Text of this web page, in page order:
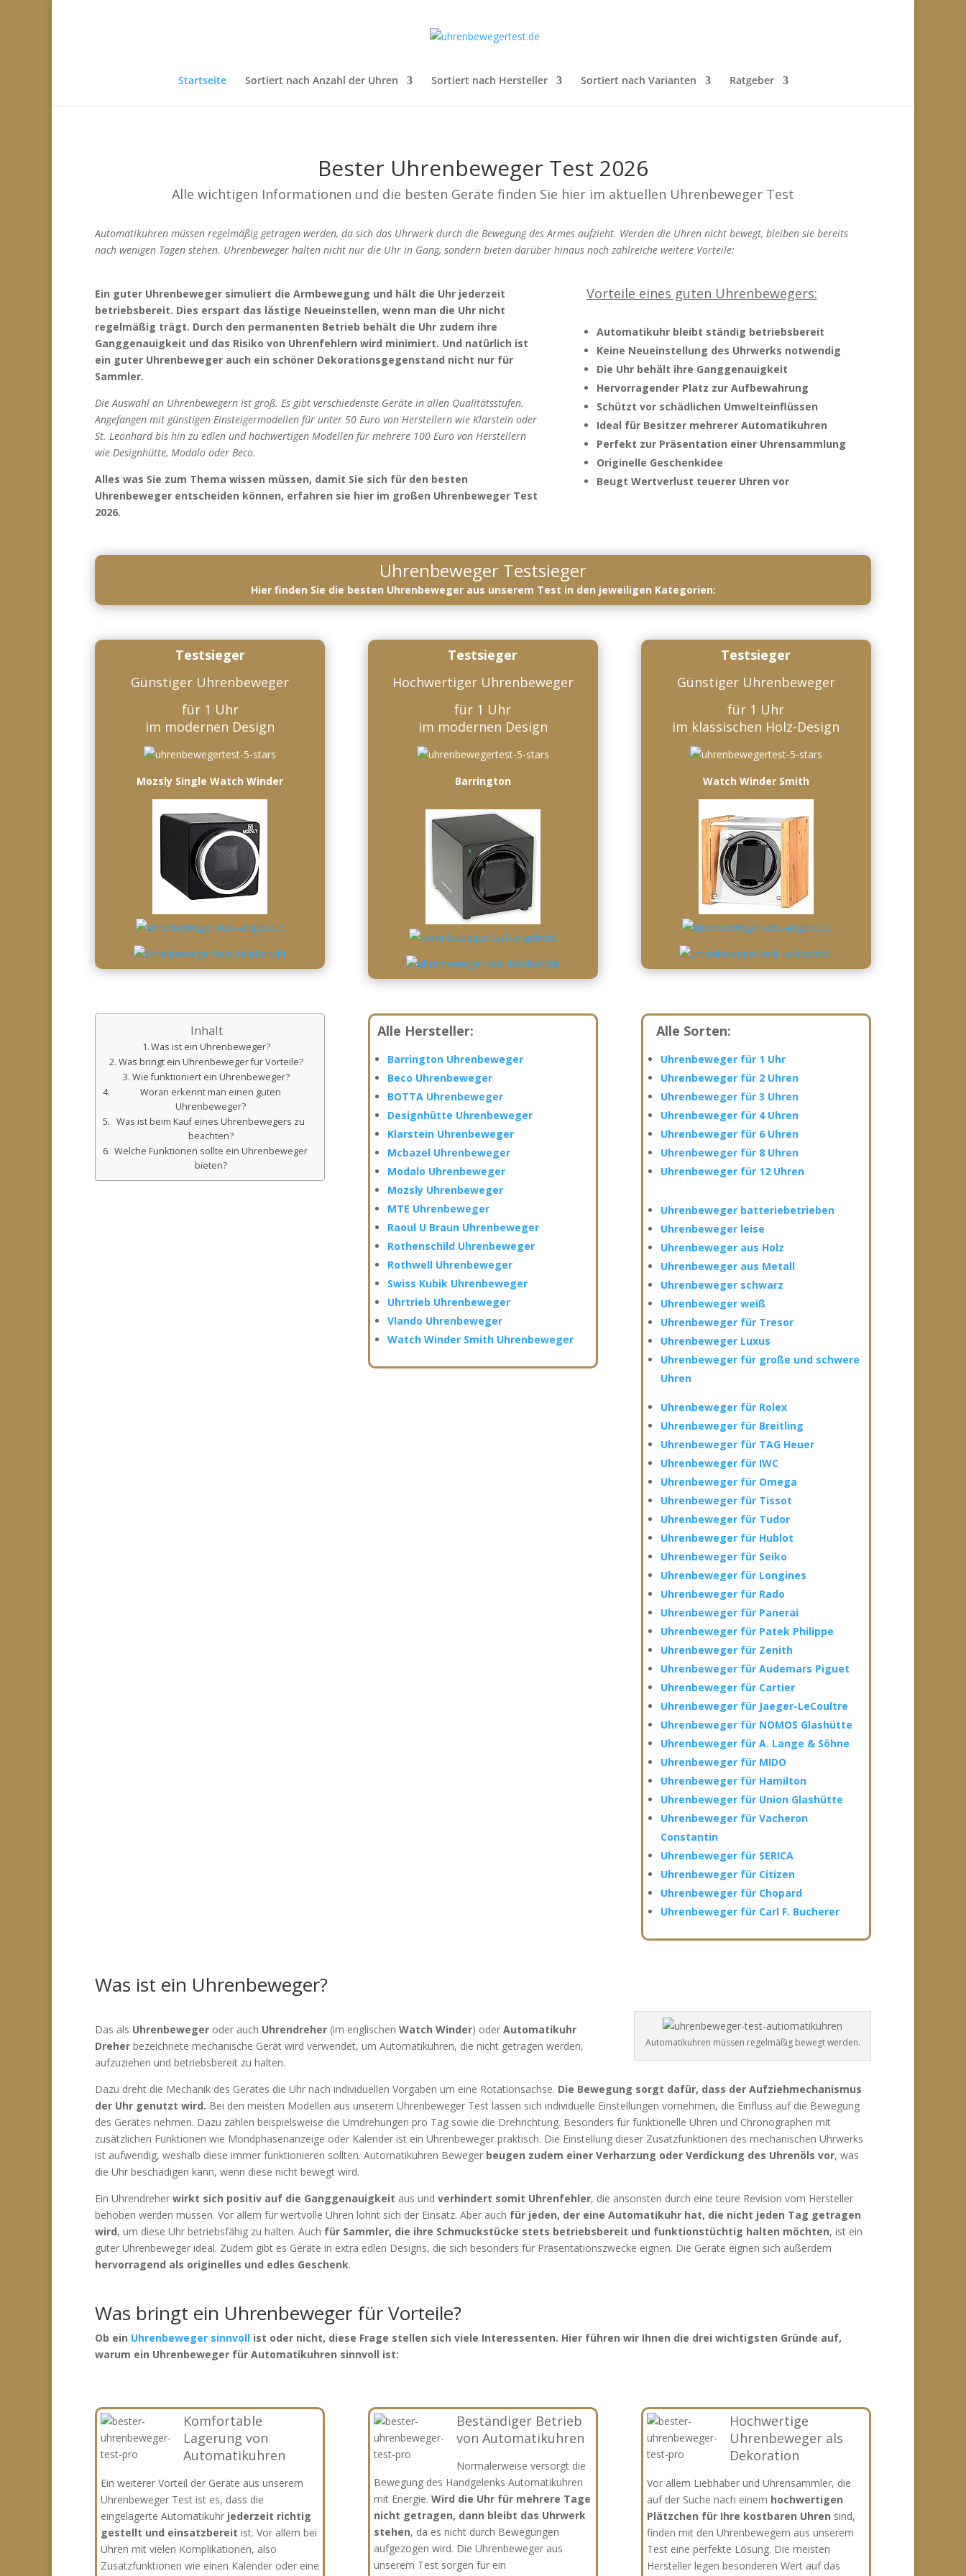
Startseite Sortiert nach Anzahl der Uhren Sortiert nach Hersteller Sortiert nach Varianten Ratgeber
Bester Uhrenbeweger Test 2026
Alle wichtigen Informationen und die besten Geräte finden Sie hier im aktuellen Uhrenbeweger Test
Automatikuhren müssen regelmäßig getragen werden, da sich das Uhrwerk durch die Bewegung des Armes aufzieht. Werden die Uhren nicht bewegt, bleiben sie bereits
nach wenigen Tagen stehen. Uhrenbeweger halten nicht nur die Uhr in Gang, sondern bieten darüber hinaus noch zahlreiche weitere Vorteile:
Ein guter Uhrenbeweger simuliert die Armbewegung und hält die Uhr jederzeit
betriebsbereit. Dies erspart das lästige Neueinstellen, wenn man die Uhr nicht
regelmäßig trägt. Durch den permanenten Betrieb behält die Uhr zudem ihre
Ganggenauigkeit und das Risiko von Uhrenfehlern wird minimiert. Und natürlich ist
ein guter Uhrenbeweger auch ein schöner Dekorationsgegenstand nicht nur für
Sammler.
Die Auswahl an Uhrenbewegern ist groß. Es gibt verschiedenste Geräte in allen Qualitätsstufen.
Angefangen mit günstigen Einsteigermodellen für unter 50 Euro von Herstellern wie Klarstein oder
St. Leonhard bis hin zu edlen und hochwertigen Modellen für mehrere 100 Euro von Herstellern
wie Designhütte, Modalo oder Beco.
Alles was Sie zum Thema wissen müssen, damit Sie sich für den besten
Uhrenbeweger entscheiden können, erfahren sie hier im großen Uhrenbeweger Test
2026.
Vorteile eines guten Uhrenbewegers:
Automatikuhr bleibt ständig betriebsbereit
Keine Neueinstellung des Uhrwerks notwendig
Die Uhr behält ihre Ganggenauigkeit
Hervorragender Platz zur Aufbewahrung
Schützt vor schädlichen Umwelteinflüssen
Ideal für Besitzer mehrerer Automatikuhren
Perfekt zur Präsentation einer Uhrensammlung
Originelle Geschenkidee
Beugt Wertverlust teuerer Uhren vor
Uhrenbeweger Testsieger
Hier finden Sie die besten Uhrenbeweger aus unserem Test in den jeweiligen Kategorien:
Testsieger
Günstiger Uhrenbeweger
für 1 Uhr
im modernen Design
Mozsly Single Watch Winder
Testsieger
Hochwertiger Uhrenbeweger
für 1 Uhr
im modernen Design
Barrington
Testsieger
Günstiger Uhrenbeweger
für 1 Uhr
im klassischen Holz-Design
Watch Winder Smith
Inhalt
Was ist ein Uhrenbeweger?
Was bringt ein Uhrenbeweger für Vorteile?
Wie funktioniert ein Uhrenbeweger?
Woran erkennt man einen guten
Uhrenbeweger?
Was ist beim Kauf eines Uhrenbewegers zu
beachten?
Welche Funktionen sollte ein Uhrenbeweger
bieten?
Alle Hersteller:
Barrington Uhrenbeweger
Beco Uhrenbeweger
BOTTA Uhrenbeweger
Designhütte Uhrenbeweger
Klarstein Uhrenbeweger
Mcbazel Uhrenbeweger
Modalo Uhrenbeweger
Mozsly Uhrenbeweger
MTE Uhrenbeweger
Raoul U Braun Uhrenbeweger
Rothenschild Uhrenbeweger
Rothwell Uhrenbeweger
Swiss Kubik Uhrenbeweger
Uhrtrieb Uhrenbeweger
Vlando Uhrenbeweger
Watch Winder Smith Uhrenbeweger
Alle Sorten:
Uhrenbeweger für 1 Uhr
Uhrenbeweger für 2 Uhren
Uhrenbeweger für 3 Uhren
Uhrenbeweger für 4 Uhren
Uhrenbeweger für 6 Uhren
Uhrenbeweger für 8 Uhren
Uhrenbeweger für 12 Uhren
Uhrenbeweger batteriebetrieben
Uhrenbeweger leise
Uhrenbeweger aus Holz
Uhrenbeweger aus Metall
Uhrenbeweger schwarz
Uhrenbeweger weiß
Uhrenbeweger für Tresor
Uhrenbeweger Luxus
Uhrenbeweger für große und schwere
Uhren
Uhrenbeweger für Rolex
Uhrenbeweger für Breitling
Uhrenbeweger für TAG Heuer
Uhrenbeweger für IWC
Uhrenbeweger für Omega
Uhrenbeweger für Tissot
Uhrenbeweger für Tudor
Uhrenbeweger für Hublot
Uhrenbeweger für Seiko
Uhrenbeweger für Longines
Uhrenbeweger für Rado
Uhrenbeweger für Panerai
Uhrenbeweger für Patek Philippe
Uhrenbeweger für Zenith
Uhrenbeweger für Audemars Piguet
Uhrenbeweger für Cartier
Uhrenbeweger für Jaeger-LeCoultre
Uhrenbeweger für NOMOS Glashütte
Uhrenbeweger für A. Lange & Söhne
Uhrenbeweger für MIDO
Uhrenbeweger für Hamilton
Uhrenbeweger für Union Glashütte
Uhrenbeweger für Vacheron
Constantin
Uhrenbeweger für SERICA
Uhrenbeweger für Citizen
Uhrenbeweger für Chopard
Uhrenbeweger für Carl F. Bucherer
Was ist ein Uhrenbeweger?
Automatikuhren müssen regelmäßig bewegt werden.
Das als Uhrenbeweger oder auch Uhrendreher (im englischen Watch Winder) oder Automatikuhr
Dreher bezeichnete mechanische Gerät wird verwendet, um Automatikuhren, die nicht getragen werden,
aufzuziehen und betriebsbereit zu halten.
Dazu dreht die Mechanik des Gerätes die Uhr nach individuellen Vorgaben um eine Rotationsachse. Die Bewegung sorgt dafür, dass der Aufziehmechanismus
der Uhr genutzt wird. Bei den meisten Modellen aus unserem Uhrenbeweger Test lassen sich individuelle Einstellungen vornehmen, die Einfluss auf die Bewegung
des Gerätes nehmen. Dazu zählen beispielsweise die Umdrehungen pro Tag sowie die Drehrichtung. Besonders für funktionelle Uhren und Chronographen mit
zusätzlichen Funktionen wie Mondphasenanzeige oder Kalender ist ein Uhrenbeweger praktisch. Die Einstellung dieser Zusatzfunktionen des mechanischen Uhrwerks
ist aufwendig, weshalb diese immer funktionieren sollten. Automatikuhren Beweger beugen zudem einer Verharzung oder Verdickung des Uhrenöls vor, was
die Uhr beschädigen kann, wenn diese nicht bewegt wird.
Ein Uhrendreher wirkt sich positiv auf die Ganggenauigkeit aus und verhindert somit Uhrenfehler, die ansonsten durch eine teure Revision vom Hersteller
behoben werden müssen. Vor allem für wertvolle Uhren lohnt sich der Einsatz. Aber auch für jeden, der eine Automatikuhr hat, die nicht jeden Tag getragen
wird, um diese Uhr betriebsfähig zu halten. Auch für Sammler, die ihre Schmuckstücke stets betriebsbereit und funktionstüchtig halten möchten, ist ein
guter Uhrenbeweger ideal. Zudem gibt es Geräte in extra edlen Designs, die sich besonders für Präsentationszwecke eignen. Die Geräte eignen sich außerdem
hervorragend als originelles und edles Geschenk.
Was bringt ein Uhrenbeweger für Vorteile?
Ob ein Uhrenbeweger sinnvoll ist oder nicht, diese Frage stellen sich viele Interessenten. Hier führen wir Ihnen die drei wichtigsten Gründe auf,
warum ein Uhrenbeweger für Automatikuhren sinnvoll ist:
Komfortable
Lagerung von
Automatikuhren
Ein weiterer Vorteil der Geräte aus unserem
Uhrenbeweger Test ist es, dass die
eingelagerte Automatikuhr jederzeit richtig
gestellt und einsatzbereit ist. Vor allem bei
Uhren mit vielen Komplikationen, also
Zusatzfunktionen wie einen Kalender oder eine
Beständiger Betrieb
von Automatikuhren
Normalerweise versorgt die
Bewegung des Handgelenks Automatikuhren
mit Energie. Wird die Uhr für mehrere Tage
nicht getragen, dann bleibt das Uhrwerk
stehen, da es nicht durch Bewegungen
aufgezogen wird. Die Uhrenbeweger aus
unserem Test sorgen für ein
Hochwertige
Uhrenbeweger als
Dekoration
Vor allem Liebhaber und Uhrensammler, die
auf der Suche nach einem hochwertigen
Plätzchen für Ihre kostbaren Uhren sind,
finden mit den Uhrenbewegern aus unserem
Test eine perfekte Lösung. Die meisten
Hersteller legen besonderen Wert auf das